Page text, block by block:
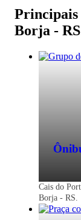
Principais
Borja - RS
Cais do
Borja - RS.